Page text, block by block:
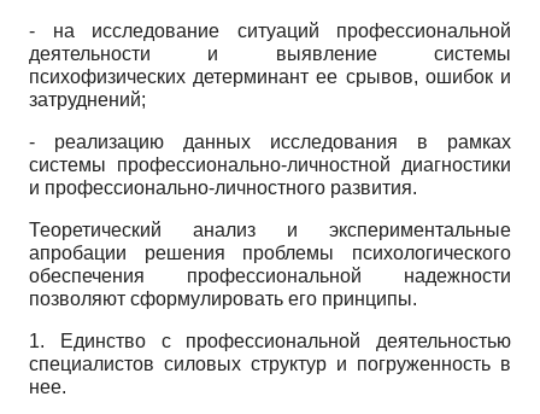
- на исследование ситуаций профессиональной
деятельности и выявление системы
психофизических детерминант ее срывов, ошибок и
затруднений;
- реализацию данных исследования в рамках
системы профессионально-личностной диагностики
и профессионально-личностного развития.
Теоретический анализ и экспериментальные
апробации решения проблемы психологического
обеспечения профессиональной надежности
позволяют сформулировать его принципы.
1. Единство с профессиональной деятельностью
специалистов силовых структур и погруженность в
нее.